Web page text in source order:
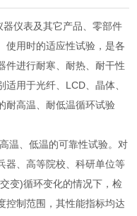
仪表及其它产品、零部件
使用时的适应性试验，是各
件进行耐寒、耐热、耐干性
用于光纤、LCD、晶体、
耐高温、耐低温循环试验
温、低温的可靠性试验。对
器、高等院校、科研单位等
变)循环变化的情况下，检
控制范围，其性能指标均达